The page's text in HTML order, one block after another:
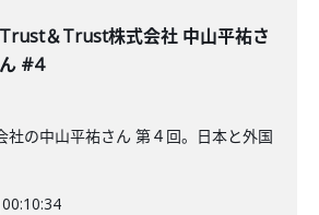
Trust＆Trust株式会社 中山平祐さ
ん #4
の中山平祐さん 第４回。日本と外国
00:10:34